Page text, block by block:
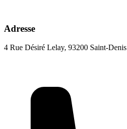
Adresse
4 Rue Désiré Lelay, 93200 Saint-Denis